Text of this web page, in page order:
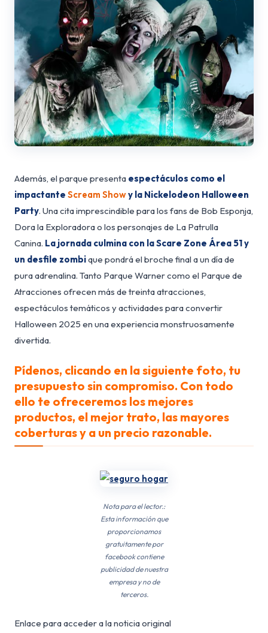
Además, el parque presenta espectáculos como el
impactante Scream Showy la Nickelodeon Halloween
Party. Una cita imprescindible para los fans de Bob Esponja,
Dora la Exploradora o los personajes de La Patrulla
Canina. La jornada culmina con la Scare Zone Área 51 y
un desfile zombique pondrá el broche final a un día de
pura adrenalina. Tanto Parque Warner como el Parque de
Atracciones ofrecen más de treinta atracciones,
espectáculos temáticos y actividades para convertir
Halloween 2025 en una experiencia monstruosamente
divertida.
Pídenos, clicando en la siguiente foto, tu
presupuesto sin compromiso. Con todo
ello te ofreceremos los mejores
productos, el mejor trato, las mayores
coberturas y a un precio razonable.
Nota para el lector.:
Esta información que
proporcionamos
gratuitamente por
facebook contiene
publicidad de nuestra
empresa y no de
terceros.
Enlace para acceder a la noticia original